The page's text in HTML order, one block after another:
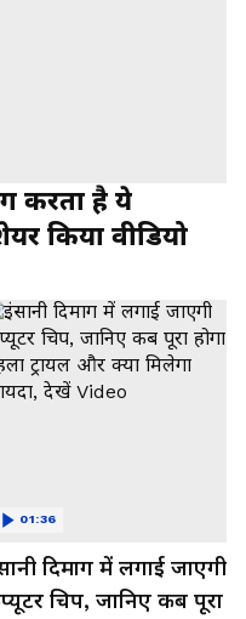
करता है ये
किया वीडियो
दिमाग में लगाई जाएगी
चिप, जानिए कब पूरा
01:36